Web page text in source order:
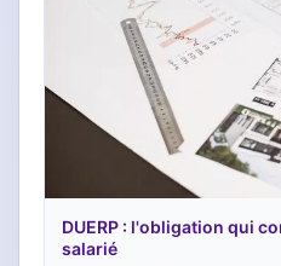
DUERP : l'obligation qui
salarié